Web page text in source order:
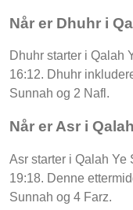
Når er Dhuhr i
Dhuhr starter i Qalah
16:12. Dhuhr
Sunnah og 2 Nafl.
Når er Asr i
Asr starter i Qalah Ye
19:18. Denne
Sunnah og 4 Farz.